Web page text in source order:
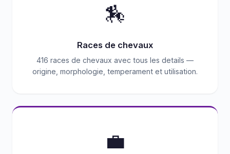
🏇
Races de chevaux
416 races de chevaux avec tous les details —
origine, morphologie, temperament et utilisation.
💼